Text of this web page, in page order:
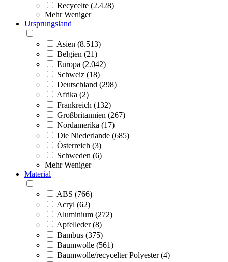
Recycelte (2.428)
Mehr Weniger
Ursprungsland
Asien (8.513)
Belgien (21)
Europa (2.042)
Schweiz (18)
Deutschland (298)
Afrika (2)
Frankreich (132)
Großbritannien (267)
Nordamerika (17)
Die Niederlande (685)
Österreich (3)
Schweden (6)
Mehr Weniger
Material
ABS (766)
Acryl (62)
Aluminium (272)
Apfelleder (8)
Bambus (375)
Baumwolle (561)
Baumwolle/recycelter Polyester (4)